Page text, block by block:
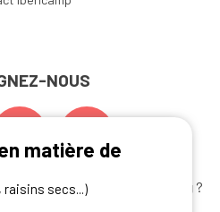
NOUS
meilleures offres camping ?
matière de
secs...)